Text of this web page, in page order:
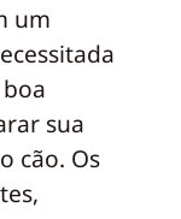
um
sua
cão. Os